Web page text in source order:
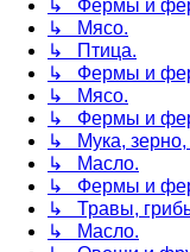
↳ Фермы и
↳ Мясо.
↳ Птица.
↳ Фермы и
↳ Мясо.
↳ Фермы и
↳ Мука, зерно,
↳ Масло.
↳ Фермы и
↳ Травы,
↳ Масло.